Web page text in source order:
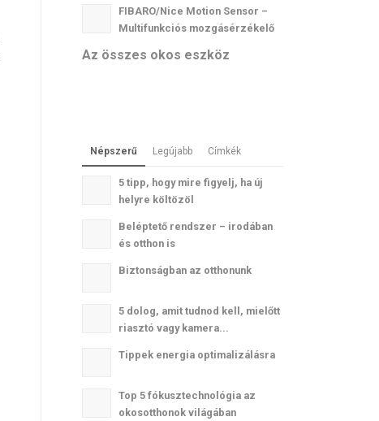
FIBARO/Nice Motion Sensor –
Multifunkciós mozgásérzékelő
Az összes okos eszköz
Népszerű Legújabb Címkék
5 tipp, hogy mire figyelj, ha új
helyre költözöl
Beléptető rendszer – irodában
és otthon is
Biztonságban az otthonunk
5 dolog, amit tudnod kell, mielőtt
riasztó vagy kamera...
Tippek energia optimalizálásra
Top 5 fókusztechnológia az
okosotthonok világában